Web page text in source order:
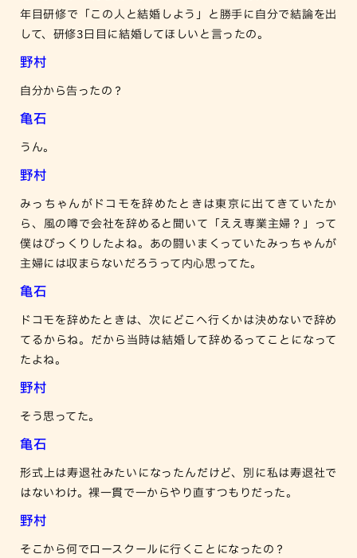
年目研修で「この人と結婚しよう」と勝手に自分で結論を出
して、研修3日目に結婚してほしいと言ったの。
野村
自分から告ったの？
亀石
うん。
野村
みっちゃんがドコモを辞めたときは東京に出てきていたか
ら、風の噂で会社を辞めると聞いて「ええ専業主婦？」って
僕はびっくりしたよね。あの闘いまくっていたみっちゃんが
主婦には収まらないだろうって内心思ってた。
亀石
ドコモを辞めたときは、次にどこへ行くかは決めないで辞め
てるからね。だから当時は結婚して辞めるってことになって
たよね。
野村
そう思ってた。
亀石
形式上は寿退社みたいになったんだけど、別に私は寿退社で
はないわけ。裸一貫で一からやり直すつもりだった。
野村
そこから何でロースクールに行くことになったの？